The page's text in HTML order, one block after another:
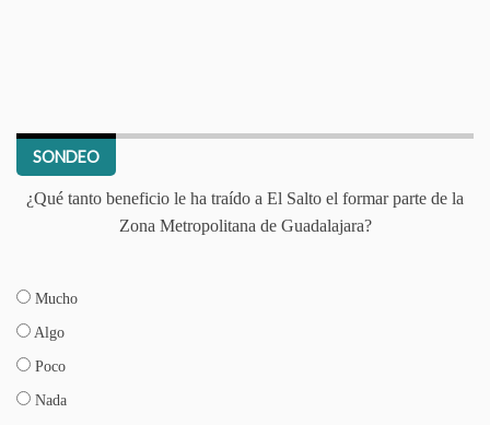
SONDEO
¿Qué tanto beneficio le ha traído a El Salto el formar parte de la
Zona Metropolitana de Guadalajara?
Mucho
Algo
Poco
Nada